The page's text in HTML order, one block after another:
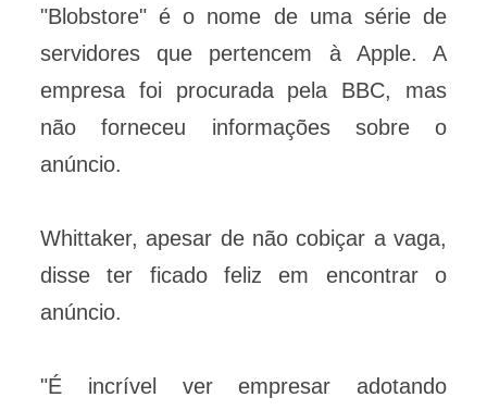
"Blobstore" é o nome de uma série de
servidores que pertencem à Apple. A
empresa foi procurada pela BBC, mas
não forneceu informações sobre o
anúncio.
Whittaker, apesar de não cobiçar a vaga,
disse ter ficado feliz em encontrar o
anúncio.
"É incrível ver empresar adotando